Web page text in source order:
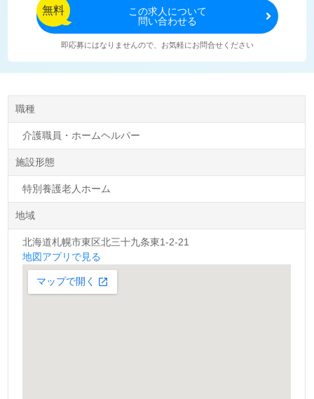
無料 この求人について
問い合わせる
即応募にはなりませんので、お気軽にお問合せください
職種
介護職員・ホームヘルパー
施設形態
特別養護老人ホーム
地域
北海道札幌市東区北三十九条東1-2-21
地図アプリで見る